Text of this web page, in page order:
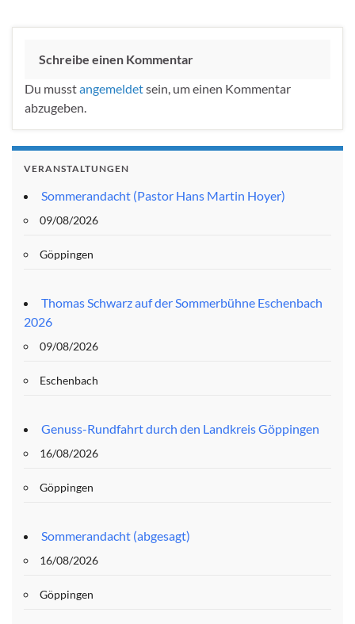
Schreibe einen Kommentar
Du musstangemeldetsein, um einen Kommentar
abzugeben.
VERANSTALTUNGEN
Sommerandacht (Pastor Hans Martin Hoyer)
09/08/2026
Göppingen
Thomas Schwarz auf der Sommerbühne Eschenbach
2026
09/08/2026
Eschenbach
Genuss-Rundfahrt durch den Landkreis Göppingen
16/08/2026
Göppingen
Sommerandacht (abgesagt)
16/08/2026
Göppingen